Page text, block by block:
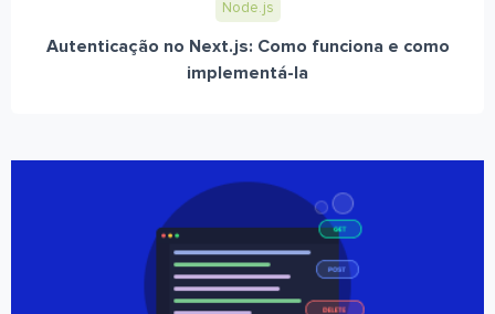
Node.js
Autenticação no Next.js: Como funciona e como
implementá-la